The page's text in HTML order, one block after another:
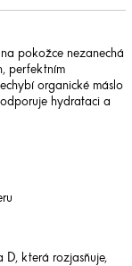
pokožce nezanechá
perfektním
organické máslo
hydrataci a
D, která rozjasňuje,